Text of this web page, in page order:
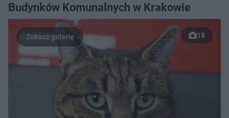
Budynków Komunalnych w Krakowie
18